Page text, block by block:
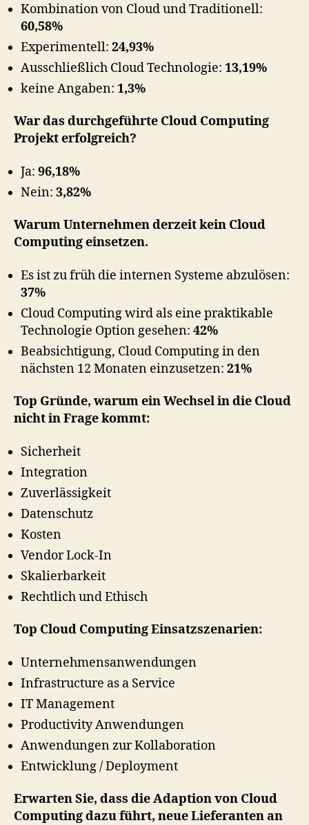
Kombination von Cloud und Traditionell:
60,58%
Experimentell: 24,93%
Ausschließlich Cloud Technologie: 13,19%
keine Angaben: 1,3%
War das durchgeführte Cloud Computing
Projekt erfolgreich?
Ja: 96,18%
Nein: 3,82%
Warum Unternehmen derzeit kein Cloud
Computing einsetzen.
Es ist zu früh die internen Systeme abzulösen:
37%
Cloud Computing wird als eine praktikable
Technologie Option gesehen: 42%
Beabsichtigung, Cloud Computing in den
nächsten 12 Monaten einzusetzen: 21%
Top Gründe, warum ein Wechsel in die Cloud
nicht in Frage kommt:
Sicherheit
Integration
Zuverlässigkeit
Datenschutz
Kosten
Vendor Lock-In
Skalierbarkeit
Rechtlich und Ethisch
Top Cloud Computing Einsatzszenarien:
Unternehmensanwendungen
Infrastructure as a Service
IT Management
Productivity Anwendungen
Anwendungen zur Kollaboration
Entwicklung / Deployment
Erwarten Sie, dass die Adaption von Cloud
Computing dazu führt, neue Lieferanten an